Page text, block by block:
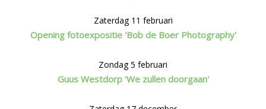
Zaterdag 11 februari
Opening fotoexpositie 'Bob de Boer Photography'
Zondag 5 februari
Guus Westdorp 'We zullen doorgaan'